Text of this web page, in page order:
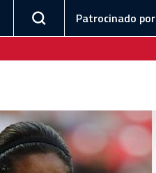
Patrocinado por